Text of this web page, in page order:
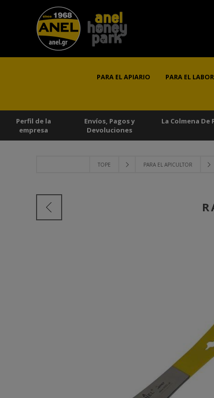
PARA EL APIARIO PARA EL
Perfil de la
empresa
Envíos, Pagos y
Devoluciones
La Colmena De
TOPE PARA EL APICULTOR